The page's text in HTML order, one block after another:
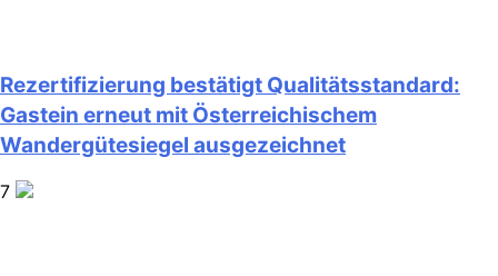
Rezertifizierung bestätigt Qualitätsstandard:
Gastein erneut mit Österreichischem
Wandergütesiegel ausgezeichnet
7